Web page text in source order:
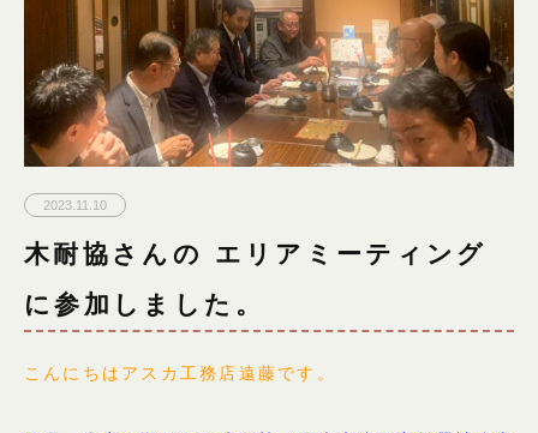
2023.11.10
木耐協さんの エリアミーティング
に参加しました。
こんにちはアスカ工務店遠藤です。